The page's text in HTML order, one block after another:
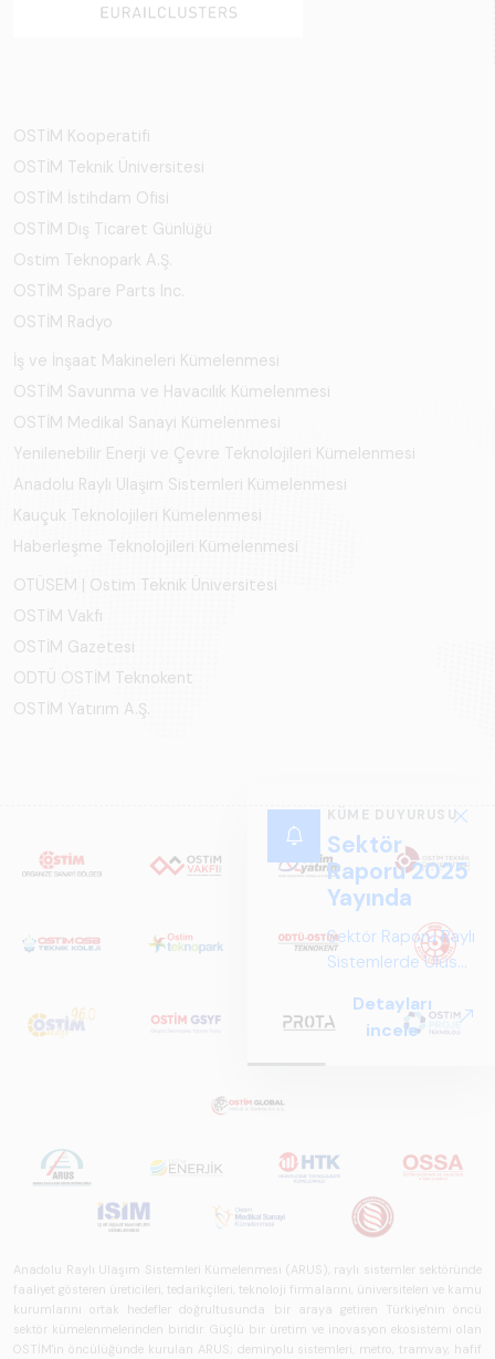
KÜME DUYURUSU
Sektör
Raporu 2025
Yayında
Sektör Raporu Raylı
Sistemlerde Ulusal
Perspektif ARUS
tarafından
Raporu 2025",
Türkiye ve dünya
genelindeki raylı
sistemler
sektörünü teknoloji
eğilimleri,
ekosistem yapısı
ve gelecek
Detayları
incele
OSTİM Kooperatifi
OSTİM Teknik Üniversitesi
OSTİM İstihdam Ofisi
OSTİM Dış Ticaret Günlüğü
Ostim Teknopark A.Ş.
OSTİM Spare Parts Inc.
OSTİM Radyo
İş ve İnşaat Makineleri Kümelenmesi
OSTİM Savunma ve Havacılık Kümelenmesi
OSTİM Medikal Sanayi Kümelenmesi
Yenilenebilir Enerji ve Çevre Teknolojileri Kümelenmesi
Anadolu Raylı Ulaşım Sistemleri Kümelenmesi
Kauçuk Teknolojileri Kümelenmesi
Haberleşme Teknolojileri Kümelenmesi
OTÜSEM | Ostim Teknik Üniversitesi
OSTİM Vakfı
OSTİM Gazetesi
ODTÜ OSTİM Teknokent
OSTİM Yatırım A.Ş.
Anadolu Raylı Ulaşım Sistemleri Kümelenmesi (ARUS), raylı sistemler sektöründe
faaliyet gösteren üreticileri, tedarikçileri, teknoloji firmalarını, üniversiteleri ve kamu
kurumlarını ortak hedefler doğrultusunda bir araya getiren Türkiye'nin öncü
sektör kümelenmelerinden biridir. Güçlü bir üretim ve inovasyon ekosistemi olan
OSTİM'in öncülüğünde kurulan ARUS; demiryolu sistemleri, metro, tramvay, hafif